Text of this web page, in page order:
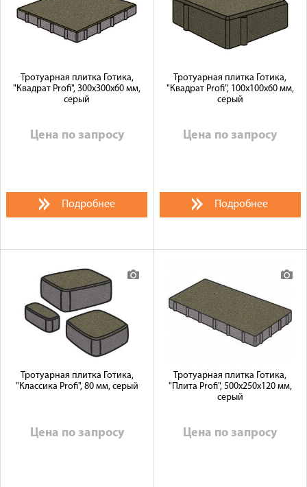
Тротуарная плитка Готика,
"Квадрат Profi", 300x300x60 мм,
серый
Цена по запросу
Подробнее
Тротуарная плитка Готика,
"Квадрат Profi", 100x100x60 мм,
серый
Цена по запросу
Подробнее
Тротуарная плитка Готика,
"Классика Profi", 80 мм, серый
Цена по запросу
Тротуарная плитка Готика,
"Плита Profi", 500x250x120 мм,
серый
Цена по запросу